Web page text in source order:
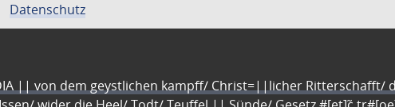
Datenschutz
|| von dem geystlichen kampff/ Christ=||licher Ritterschafft/